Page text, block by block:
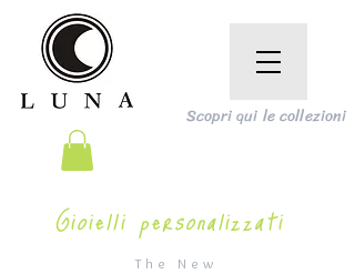
The New
Scopri qui le collezioni
Gioielli personalizzati